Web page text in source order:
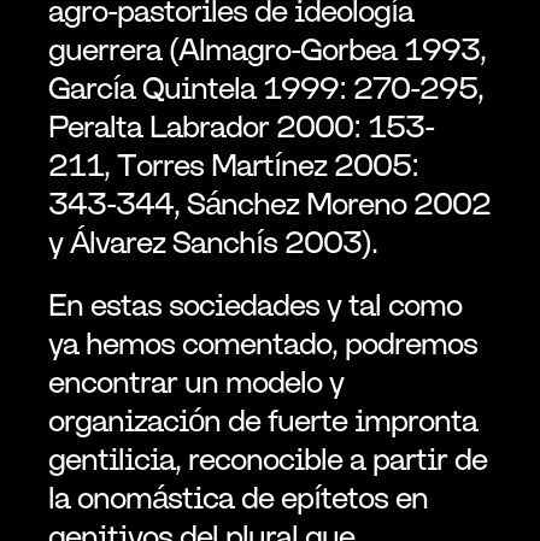
agro-pastoriles de ideología
guerrera (Almagro-Gorbea 1993,
García Quintela 1999: 270-295,
Peralta Labrador 2000: 153-
211, Torres Martínez 2005:
343-344, Sánchez Moreno 2002
y Álvarez Sanchís 2003).
En estas sociedades y tal como
ya hemos comentado, podremos
encontrar un modelo y
organización de fuerte impronta
gentilicia, reconocible a partir de
la onomástica de epítetos en